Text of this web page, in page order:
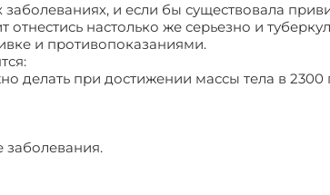
и если бы существовала
отнестись настолько же серьезно и
и противопоказаниями.
делать при достижении массы тела в 2300
заболевания.